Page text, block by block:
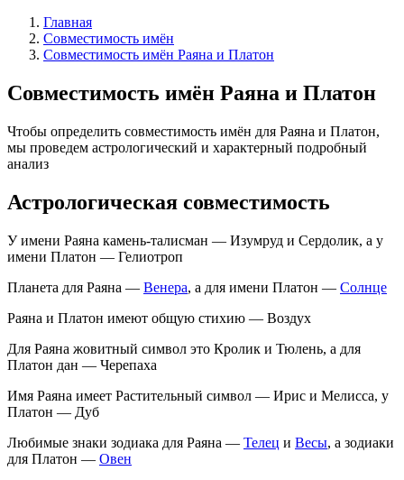
Главная
Совместимость имён
Совместимость имён Раяна и Платон
Совместимость имён Раяна и Платон
Чтобы определить совместимость имён для Раяна и Платон,
мы проведем астрологический и характерный подробный
анализ
Астрологическая совместимость
У имени Раяна камень-талисман — Изумруд и Сердолик, а у
имени Платон — Гелиотроп
Планета для Раяна — Венера, а для имени Платон — Солнце
Раяна и Платон имеют общую стихию — Воздух
Для Раяна жовитный символ это Кролик и Тюлень, а для
Платон дан — Черепаха
Имя Раяна имеет Растительный символ — Ирис и Мелисса, у
Платон — Дуб
Любимые знаки зодиака для Раяна — Телец и Весы, а зодиаки
для Платон — Овен